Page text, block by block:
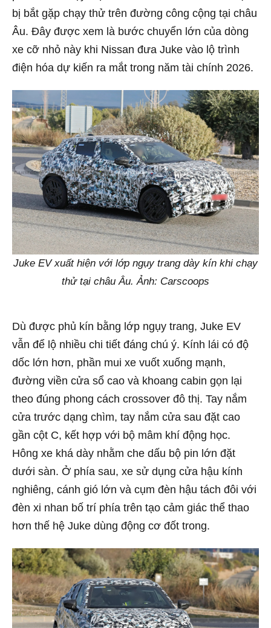
bị bắt gặp chạy thử trên đường công cộng tại châu
Âu. Đây được xem là bước chuyển lớn của dòng
xe cỡ nhỏ này khi Nissan đưa Juke vào lộ trình
điện hóa dự kiến ra mắt trong năm tài chính 2026.
Juke EV xuất hiện với lớp ngụy trang dày kín khi chạy
thử tại châu Âu. Ảnh: Carscoops
Dù được phủ kín bằng lớp ngụy trang, Juke EV
vẫn để lộ nhiều chi tiết đáng chú ý. Kính lái có độ
dốc lớn hơn, phần mui xe vuốt xuống mạnh,
đường viền cửa sổ cao và khoang cabin gọn lại
theo đúng phong cách crossover đô thị. Tay nắm
cửa trước dạng chìm, tay nắm cửa sau đặt cao
gần cột C, kết hợp với bộ mâm khí động học.
Hông xe khá dày nhằm che dấu bộ pin lớn đặt
dưới sàn. Ở phía sau, xe sử dụng cửa hậu kính
nghiêng, cánh gió lớn và cụm đèn hậu tách đôi với
đèn xi nhan bố trí phía trên tạo cảm giác thể thao
hơn thế hệ Juke dùng động cơ đốt trong.